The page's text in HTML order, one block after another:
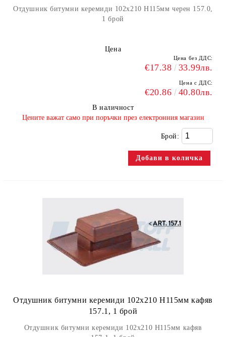
Отдушник битумни керемиди 102х210 H115мм черен 157.0,
1 брой
Цена
Цена без ДДС:
€17.38 33.99лв.
Цена с ДДС:
€20.86 40.80лв.
В наличност
​Цените важат само при поръчки през електронния магазин
Брой:
Отдушник битумни керемиди 102х210 H115мм кафяв
157.1, 1 брой
Отдушник битумни керемиди 102х210 H115мм кафяв